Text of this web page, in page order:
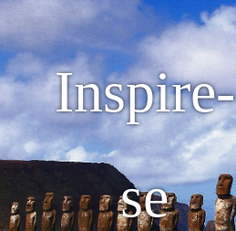
Inspire-
se